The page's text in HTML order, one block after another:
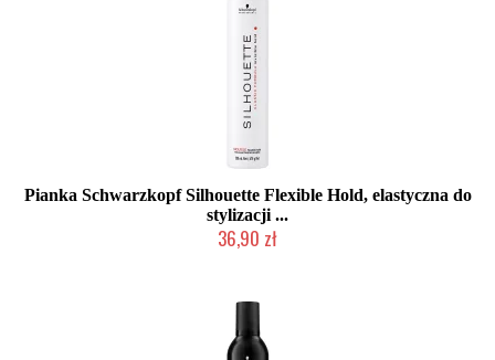
Pianka Schwarzkopf Silhouette Flexible Hold, elastyczna do
stylizacji ...
36,90 zł